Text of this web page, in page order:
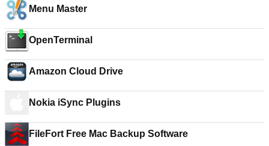
Menu Master
OpenTerminal
Amazon Cloud Drive
Nokia iSync Plugins
FileFort Free Mac Backup Software